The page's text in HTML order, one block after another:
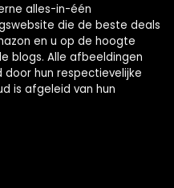
alles-in-één
die de beste deals
en u op de hoogte
blogs. Alle afbeeldingen
door hun respectievelijke
is afgeleid van hun